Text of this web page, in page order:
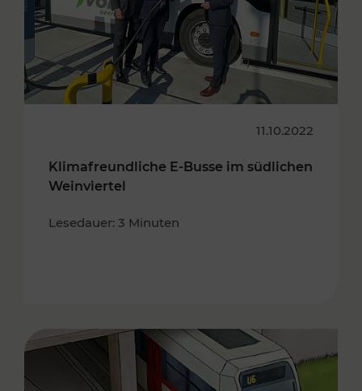
11.10.2022
Klimafreundliche E-Busse im südlichen
Weinviertel
Lesedauer: 3 Minuten